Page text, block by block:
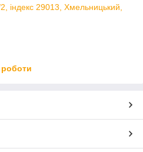
індекс 29013, Хмельницький,
роботи